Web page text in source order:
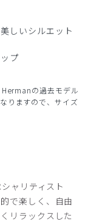
ラブパンツ/ベ
煩わしさもなく
しいシルエット
プ
の過去モデル
りますので、サイズ
ャリティスト
で楽しく、自由
リラックスした